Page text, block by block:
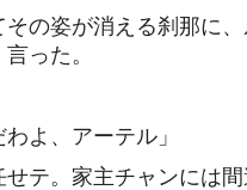
の姿が消える刹那に
った。
わよ、アーテル」
テ。家主チャンには